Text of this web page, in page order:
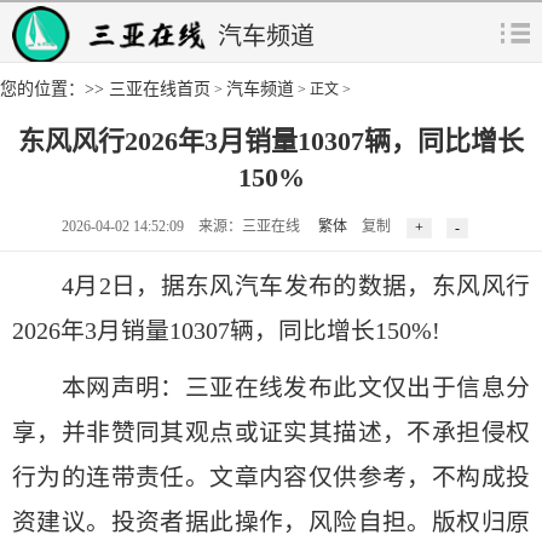
汽车频道
您的位置：>> 三亚在线首页 > 汽车频道 > 正文 >
东风风行2026年3月销量10307辆，同比增长
150%
2026-04-02 14:52:09 来源：三亚在线 繁体 复制
4月2日，据东风汽车发布的数据，东风风行
2026年3月销量10307辆，同比增长150%!
本网声明：三亚在线发布此文仅出于信息分
享，并非赞同其观点或证实其描述，不承担侵权
行为的连带责任。文章内容仅供参考，不构成投
资建议。投资者据此操作，风险自担。版权归原